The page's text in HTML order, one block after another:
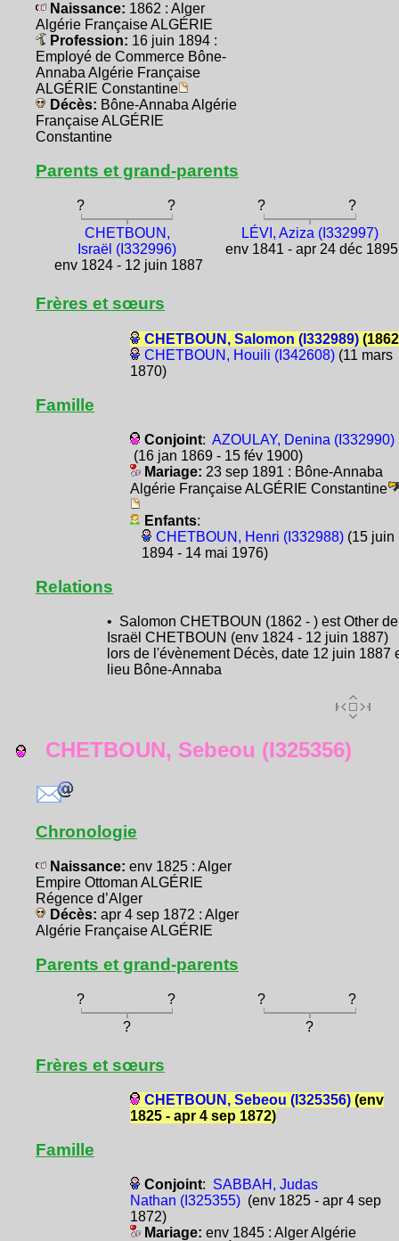
Naissance: 1862 : Alger
Algérie Française ALGÉRIE
Profession: 16 juin 1894 :
Employé de Commerce Bône-
Annaba Algérie Française
ALGÉRIE Constantine
Décès: Bône-Annaba Algérie
Française ALGÉRIE
Constantine
Parents et grand-parents
? ? ?
?
CHETBOUN,
Israël (I332996)
env 1824 - 12 juin 1887
LÉVI, Aziza (I332997)
env 1841 - apr 24 déc 1895
Frères et sœurs
CHETBOUN, Salomon (I332989)
CHETBOUN, Houili (I342608)(11 mars
1870)
Famille
Conjoint: AZOULAY, Denina (I332990)
(16 jan 1869 - 15 fév 1900)
Mariage: 23 sep 1891 : Bône-Annaba
Algérie Française ALGÉRIE Constantine
Enfants:
CHETBOUN, Henri (I332988)(15 juin
1894 - 14 mai 1976)
Relations
• Salomon CHETBOUN (1862 - ) est Other de
Israël CHETBOUN (env 1824 - 12 juin 1887)
lors de l'évènement Décès, date 12 juin 1887
lieu Bône-Annaba
CHETBOUN, Sebeou (I325356)
Chronologie
Naissance: env 1825 : Alger
Empire Ottoman ALGÉRIE
Régence d’Alger
Décès: apr 4 sep 1872 : Alger
Algérie Française ALGÉRIE
Parents et grand-parents
? ? ?
?
?
?
Frères et sœurs
CHETBOUN, Sebeou (I325356)(env
1825 - apr 4 sep 1872)
Famille
Conjoint: SABBAH, Judas
Nathan (I325355)(env 1825 - apr 4 sep
1872)
Mariage: env 1845 : Alger Algérie